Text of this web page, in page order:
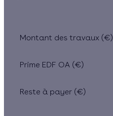
Montant des travaux (€)
Prime EDF OA (€)
Reste à payer (€)